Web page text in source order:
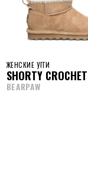
ЖЕНСКИЕ УГГИ
SHORTY CROCHET
BEARPAW